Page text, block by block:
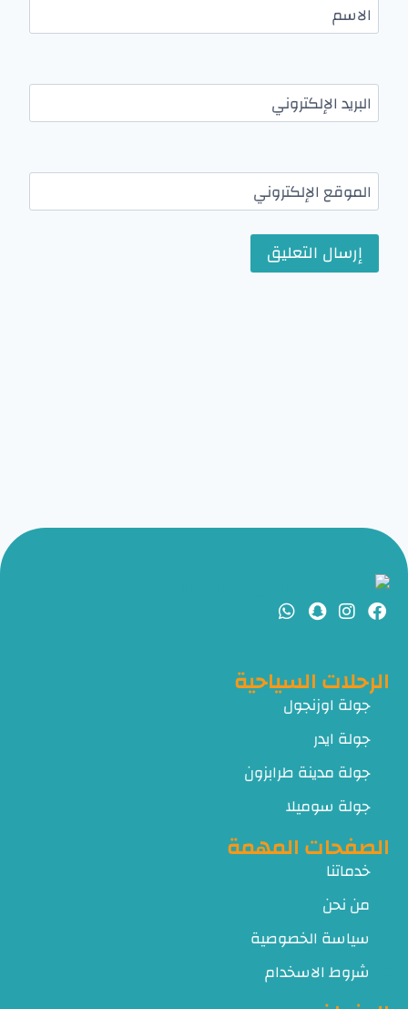
الاسم
البريد الإلكتروني
الموقع الإلكتروني
الرحلات السياحية
جولة اوزنجول
جولة ايدر
جولة مدينة طرابزون
جولة سوميلا
الصفحات المهمة
خدماتنا
من نحن
سياسة الخصوصية
شروط الاسخدام